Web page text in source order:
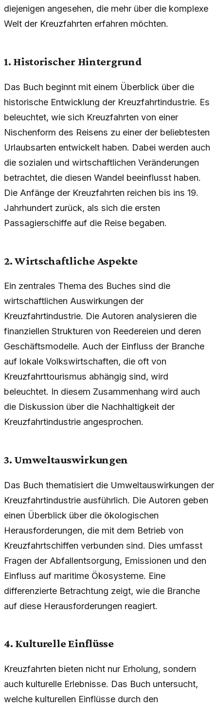
diejenigen angesehen, die mehr über die komplexe
Welt der Kreuzfahrten erfahren möchten.
1. Historischer Hintergrund
Das Buch beginnt mit einem Überblick über die
historische Entwicklung der Kreuzfahrtindustrie. Es
beleuchtet, wie sich Kreuzfahrten von einer
Nischenform des Reisens zu einer der beliebtesten
Urlaubsarten entwickelt haben. Dabei werden auch
die sozialen und wirtschaftlichen Veränderungen
betrachtet, die diesen Wandel beeinflusst haben.
Die Anfänge der Kreuzfahrten reichen bis ins 19.
Jahrhundert zurück, als sich die ersten
Passagierschiffe auf die Reise begaben.
2. Wirtschaftliche Aspekte
Ein zentrales Thema des Buches sind die
wirtschaftlichen Auswirkungen der
Kreuzfahrtindustrie. Die Autoren analysieren die
finanziellen Strukturen von Reedereien und deren
Geschäftsmodelle. Auch der Einfluss der Branche
auf lokale Volkswirtschaften, die oft von
Kreuzfahrttourismus abhängig sind, wird
beleuchtet. In diesem Zusammenhang wird auch
die Diskussion über die Nachhaltigkeit der
Kreuzfahrtindustrie angesprochen.
3. Umweltauswirkungen
Das Buch thematisiert die Umweltauswirkungen der
Kreuzfahrtindustrie ausführlich. Die Autoren geben
einen Überblick über die ökologischen
Herausforderungen, die mit dem Betrieb von
Kreuzfahrtschiffen verbunden sind. Dies umfasst
Fragen der Abfallentsorgung, Emissionen und den
Einfluss auf maritime Ökosysteme. Eine
differenzierte Betrachtung zeigt, wie die Branche
auf diese Herausforderungen reagiert.
4. Kulturelle Einflüsse
Kreuzfahrten bieten nicht nur Erholung, sondern
auch kulturelle Erlebnisse. Das Buch untersucht,
welche kulturellen Einflüsse durch den